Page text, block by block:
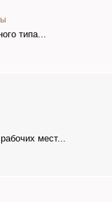
типа...
мест...